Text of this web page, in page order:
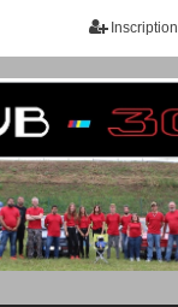
Inscription